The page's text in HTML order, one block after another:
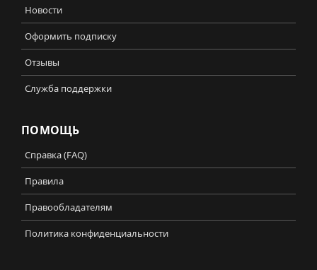
Новости
Оформить подписку
Отзывы
Служба поддержки
ПОМОЩЬ
Справка (FAQ)
Правила
Правообладателям
Политика конфиденциальности